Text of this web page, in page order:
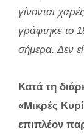
γίνονται
γράφτηκε το
σήμερα. Δεν
Κατά τη
«Μικρές
επιπλέον